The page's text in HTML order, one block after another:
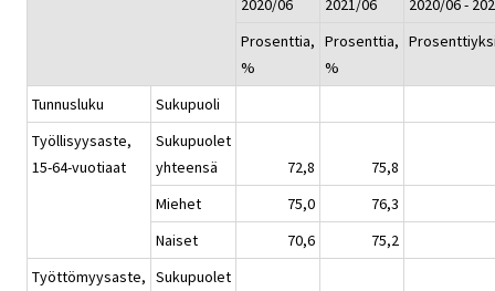
2020/06
2021/06
2020/06 -
Prosenttia,
%
Prosenttia,
%
Tunnusluku
Sukupuoli
Työllisyysaste,
15-64-vuotiaat
Sukupuolet
yhteensä
72,8
75,8
Miehet
75,0
76,3
Naiset
70,6
75,2
Työttömyysaste, Sukupuolet